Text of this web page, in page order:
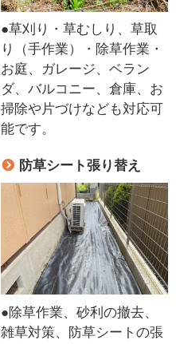
●草刈り・草むしり、草取
り（手作業）・除草作業・
お庭、ガレージ、ベラン
ダ、バルコニー、倉庫、お
掃除や片づけなども対応可
能です。
防草シート張り替え
●除草作業、砂利の撤去、
雑草対策、防草シートの張